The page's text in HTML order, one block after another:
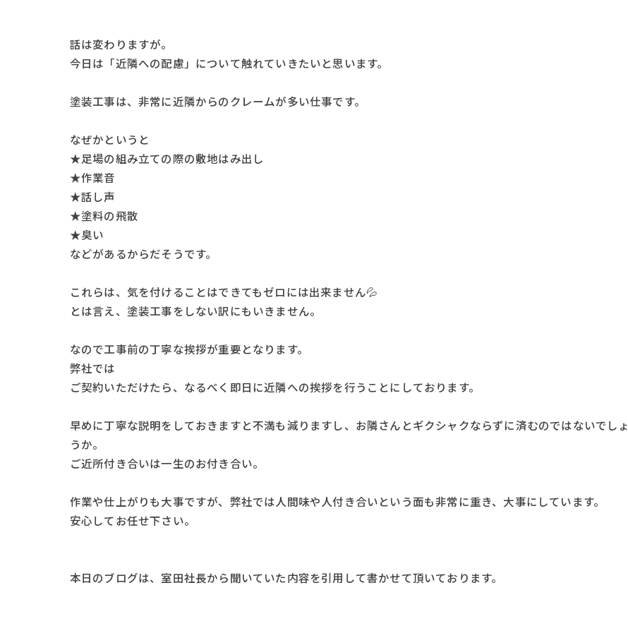
話は変わりますが。
今日は「近隣への配慮」について触れていきたいと思います。
塗装工事は、非常に近隣からのクレームが多い仕事です。
なぜかというと
★足場の組み立ての際の敷地はみ出し
★作業音
★話し声
★塗料の飛散
★臭い
などがあるからだそうです。
これらは、気を付けることはできてもゼロには出来ません💦
とは言え、塗装工事をしない訳にもいきません。
なので工事前の丁寧な挨拶が重要となります。
弊社では
ご契約いただけたら、なるべく即日に近隣への挨拶を行うことにしております。
早めに丁寧な説明をしておきますと不満も減りますし、お隣さんとギクシャクならずに済むのではないでしょ
うか。
ご近所付き合いは一生のお付き合い。
作業や仕上がりも大事ですが、弊社では人間味や人付き合いという面も非常に重き、大事にしています。
安心してお任せ下さい。
本日のブログは、室田社長から聞いていた内容を引用して書かせて頂いております。